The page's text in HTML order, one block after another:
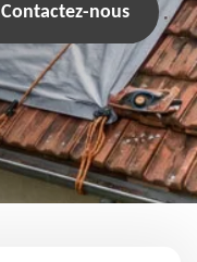
Contactez-nous